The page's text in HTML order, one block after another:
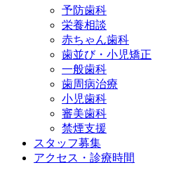
予防歯科
栄養相談
赤ちゃん歯科
歯並び・小児矯正
一般歯科
歯周病治療
小児歯科
審美歯科
禁煙支援
スタッフ募集
アクセス・診療時間